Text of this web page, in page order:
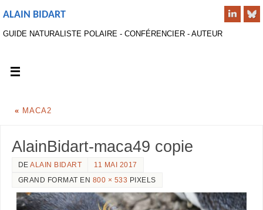
ALAIN BIDART
GUIDE NATURALISTE POLAIRE - CONFÉRENCIER - AUTEUR
« MACA2
AlainBidart-maca49 copie
DEALAIN BIDART
11 MAI 2017
GRAND FORMAT EN 800 × 533 PIXELS